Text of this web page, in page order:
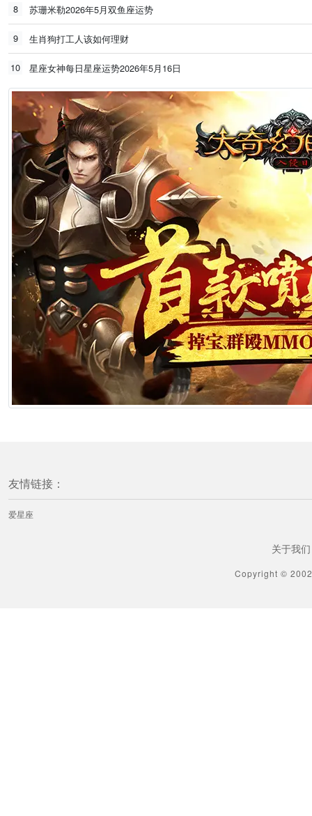
8 苏珊米勒2026年5月双鱼座运势
9 生肖狗打工人该如何理财
10 星座女神每日星座运势2026年5月16日
友情链接：
爱星座
关于我们
Copyright ©